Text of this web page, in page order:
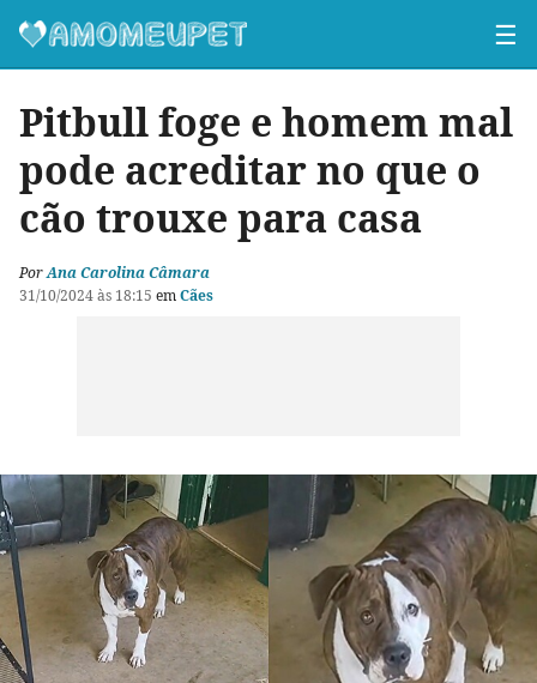
☰
Pitbull foge e homem mal
pode acreditar no que o
cão trouxe para casa
PorAna Carolina Câmara
31/10/2024 às 18:15 emCães